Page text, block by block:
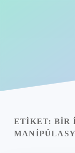
Yasal Uyarı
ETIKET: BIR